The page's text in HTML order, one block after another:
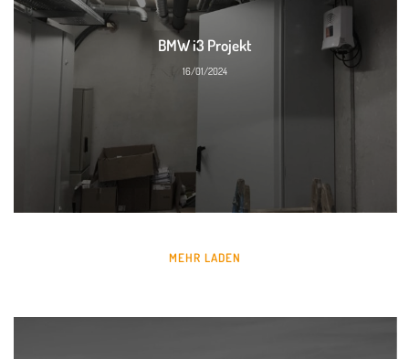
BMW i3 Projekt
16/01/2024
MEHR LADEN